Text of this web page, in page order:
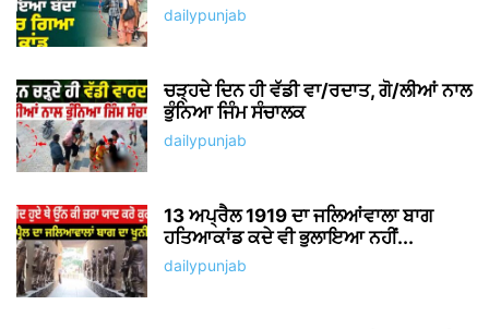
dailypunjab
ਚੜ੍ਹਦੇ ਦਿਨ ਹੀ ਵੱਡੀ ਵਾ/ਰਦਾਤ, ਗੋ/ਲੀਆਂ ਨਾਲ
ਭੁੰਨਿਆ ਜਿੰਮ ਸੰਚਾਲਕ
dailypunjab
13 ਅਪ੍ਰੈਲ 1919 ਦਾ ਜਲਿਆਂਵਾਲਾ ਬਾਗ
ਹਤਿਆਕਾਂਡ ਕਦੇ ਵੀ ਭੁਲਾਇਆ ਨਹੀਂ...
dailypunjab